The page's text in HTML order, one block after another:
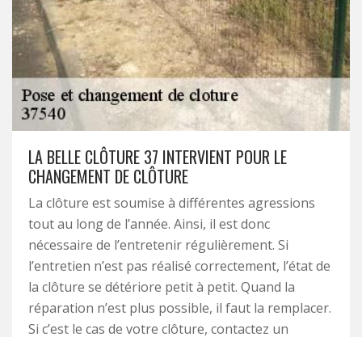
LA BELLE CLÔTURE 37 INTERVIENT POUR LE
CHANGEMENT DE CLÔTURE
La clôture est soumise à différentes agressions
tout au long de l’année. Ainsi, il est donc
nécessaire de l’entretenir régulièrement. Si
l’entretien n’est pas réalisé correctement, l’état de
la clôture se détériore petit à petit. Quand la
réparation n’est plus possible, il faut la remplacer.
Si c’est le cas de votre clôture, contactez un